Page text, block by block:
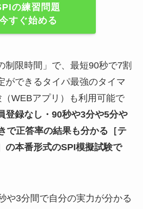
の練習問題
すぐ始める
制限時間」で、最短90秒で7割
ができるタイパ最強のタイマ
WEBアプリ）も利用可能で
登録なし・90秒や3分や5分や
で正答率の結果も分かる ［テ
の本番形式のSPI模擬試験で
や3分間で自分の実力が分かる